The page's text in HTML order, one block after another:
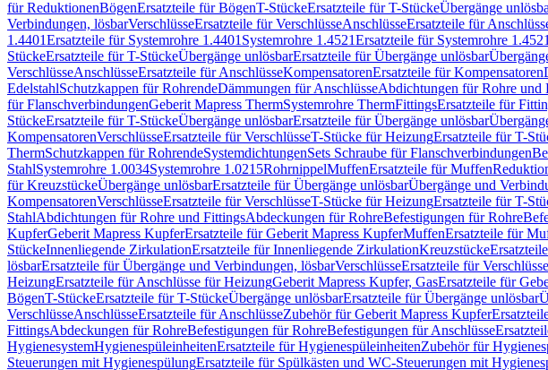
für ReduktionenBögenErsatzteile für BögenT-StückeErsatzteile für T-StückeÜbergänge
Verbindungen, lösbarVerschlüsseErsatzteile für VerschlüsseAnschlüsseErsatzteile für
1.4401Ersatzteile für Systemrohre 1.4401 Systemrohre 1.4521Ersatzteile für Systemrohre 1.4521
StückeErsatzteile für T-StückeÜbergänge unlösbarErsatzteile für Übergänge unlösbar
VerschlüsseAnschlüsseErsatzteile für AnschlüsseKompensatorenErsatzteile für Kompensatoren
EdelstahlSchutzkappen für RohrendeDämmungen für AnschlüsseAbdichtungen für Rohre und
für FlanschverbindungenGeberit Mapress ThermSystemrohre ThermFittingsErsatzteile für
StückeErsatzteile für T-StückeÜbergänge unlösbarErsatzteile für Übergänge unlösbar
KompensatorenVerschlüsseErsatzteile für VerschlüsseT-Stücke für HeizungErsatzteile für T-
ThermSchutzkappen für RohrendeSystemdichtungenSets Schraube für Flanschverbindungen
StahlSystemrohre 1.0034Systemrohre 1.0215RohrnippelMuffenErsatzteile für Muffen
für KreuzstückeÜbergänge unlösbarErsatzteile für Übergänge unlösbarÜbergänge und
KompensatorenVerschlüsseErsatzteile für VerschlüsseT-Stücke für HeizungErsatzteile für T-
StahlAbdichtungen für Rohre und FittingsAbdeckungen für RohreBefestigungen für Rohre
KupferGeberit Mapress KupferErsatzteile für Geberit Mapress KupferMuffenErsatzteile für
StückeInnenliegende ZirkulationErsatzteile für Innenliegende ZirkulationKreuzstücke
lösbarErsatzteile für Übergänge und Verbindungen, lösbarVerschlüsseErsatzteile für Verschlüsse
HeizungErsatzteile für Anschlüsse für HeizungGeberit Mapress Kupfer, GasErsatzteile für
BögenT-StückeErsatzteile für T-StückeÜbergänge unlösbarErsatzteile für Übergänge unlösbar
VerschlüsseAnschlüsseErsatzteile für AnschlüsseZubehör für Geberit Mapress Kupfer
FittingsAbdeckungen für RohreBefestigungen für RohreBefestigungen für Anschlüsse
HygienesystemHygienespüleinheitenErsatzteile für HygienespüleinheitenZubehör für
Steuerungen mit HygienespülungErsatzteile für Spülkästen und WC-Steuerungen mit